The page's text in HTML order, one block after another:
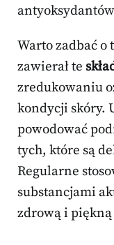
Warto zadbać
zawierał te
zredukowaniu
kondycji skóry.
powodować
tych, które są
Regularne
substancjami
zdrową i